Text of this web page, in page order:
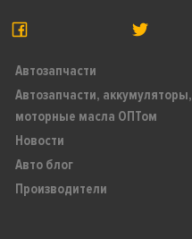
Автозапчасти
Автозапчасти, аккумуляторы,
моторные масла ОПТом
Новости
Авто блог
Производители